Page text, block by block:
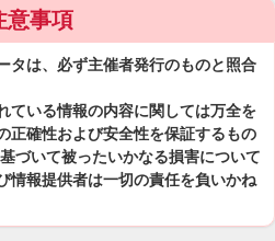
意事項
タは、必ず主催者発行のものと照合
ている情報の内容に関しては万全を
正確性および安全性を保証するもの
づいて被ったいかなる損害について
情報提供者は一切の責任を負いかね